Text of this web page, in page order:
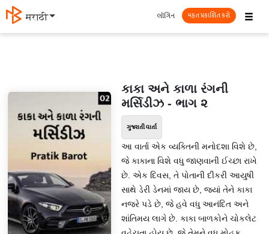
मराठी ☰
લૉગિન મફત પ્રકાશિત કરો
કાકા અને કાળા રંગની
મર્સિડીઝ - ભાગ ૨
ગુજરાતી વાર્તા
આ વાર્તા એક વ્યક્તિની મનોદશા વિશે છે,
જે કાકાના વિશે વધુ જાણવાની ઈચ્છા રાખે
છે. એક દિવસ, તે પોતાની દીકરી આયુષી
સાથે ડેરી ડેનમાં જાય છે, જ્યાં તેને કાકા
નજરે પડે છે, જે હવે વધુ આનંદિત અને
શાંતિમય લાગે છે. કાકા બાળકોને ચોકલેટ